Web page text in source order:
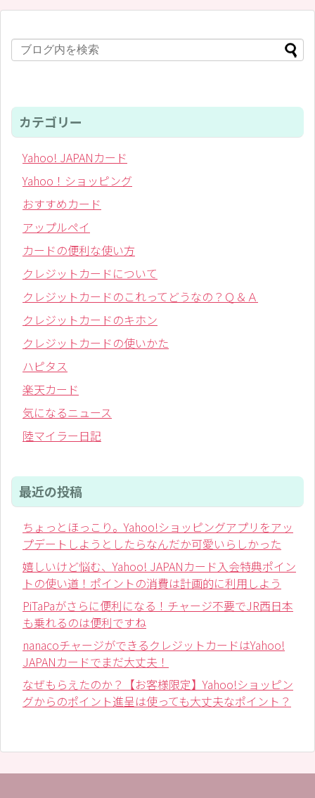
カテゴリー
Yahoo! JAPANカード
Yahoo！ショッピング
おすすめカード
アップルペイ
カードの便利な使い方
クレジットカードについて
クレジットカードのこれってどうなの？Ｑ＆Ａ
クレジットカードのキホン
クレジットカードの使いかた
ハピタス
楽天カード
気になるニュース
陸マイラー日記
最近の投稿
ちょっとほっこり。Yahoo!ショッピングアプリをアッ
プデートしようとしたらなんだか可愛いらしかった
嬉しいけど悩む、Yahoo! JAPANカード入会特典ポイン
トの使い道！ポイントの消費は計画的に利用しよう
PiTaPaがさらに便利になる！チャージ不要でJR西日本
も乗れるのは便利ですね
nanacoチャージができるクレジットカードはYahoo!
JAPANカードでまだ大丈夫！
なぜもらえたのか？【お客様限定】Yahoo!ショッピン
グからのポイント進呈は使っても大丈夫なポイント？